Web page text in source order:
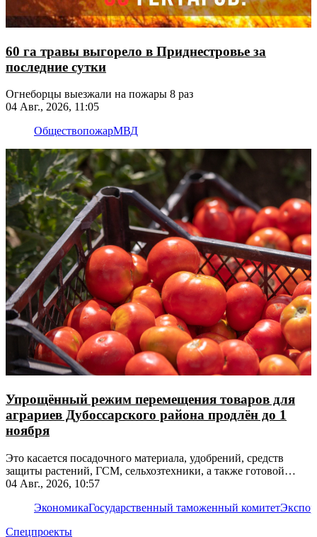
60 га травы выгорело в Приднестровье за
последние сутки
Огнеборцы выезжали на пожары 8 раз
04 Авг., 2026, 11:05
ОбществопожарМВД
Упрощённый режим перемещения товаров для
аграриев Дубоссарского района продлён до 1
ноября
Это касается посадочного материала, удобрений, средств
защиты растений, ГСМ, сельхозтехники, а также готовой
продукции
04 Авг., 2026, 10:57
ЭкономикаГосударственный таможенный комитет
Спецпроекты